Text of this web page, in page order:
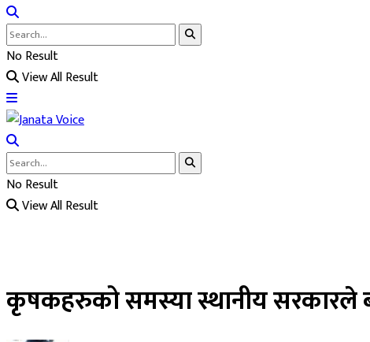
No Result
View All Result
No Result
View All Result
कृषकहरुको समस्या स्थानीय सरकारले